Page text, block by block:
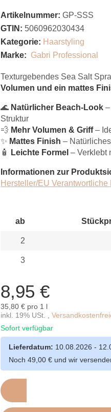
Artikelnummer: GP-SSS
GTIN: 5060962030434
Kategorie: Haarstyling
Marke: Gabri Professional
Texturgebendes Sea Salt
Volumen und ein mattes
🌊 Natürlicher Beach-Look
Struktur
💨 Mehr Volumen & Griff–
✨ Mattes Finish –
🧴
Leichte Formel – Verklebt
Informationen zur
Hersteller/EU Verantwortliche
ab
2
3
8,95 €
35,80 € pro 1 l
inkl. 19% USt. ,
Sofort verfügbar
Lieferdatum: 10.08.2026 -
Noch 49,00 € und wir